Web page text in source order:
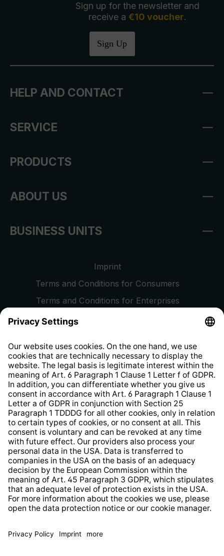
Sign up for the newsletter and
receive a €10 voucher.
Sign Up
HELP AND CONTACT
SERVICE
PRODUCTS
ABOUT US
BUSINESS UNITS
Imprint
Terms and Conditions for Consumers
Terms and Conditions for Enterprises
Privacy Policy
Whistleblower Protection System
Web Accessibility
delivery charges, if not stated otherwise.